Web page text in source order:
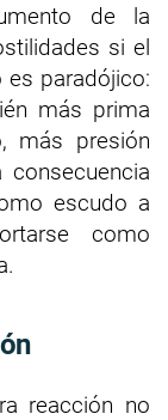
de la
si el
paradójico:
más prima
más presión
escudo a
como
reacción no